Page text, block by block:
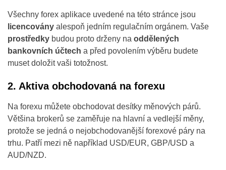
Všechny forex aplikace uvedené na této stránce jsou
licencovány alespoň jedním regulačním orgánem. Vaše
prostředky budou proto drženy na oddělených
bankovních účtech a před povolením výběru budete
muset doložit vaši totožnost.
2. Aktiva obchodovaná na forexu
Na forexu můžete obchodovat desítky měnových párů.
Většina brokerů se zaměřuje na hlavní a vedlejší měny,
protože se jedná o nejobchodovanější forexové páry na
trhu. Patří mezi ně například USD/EUR, GBP/USD a
AUD/NZD.